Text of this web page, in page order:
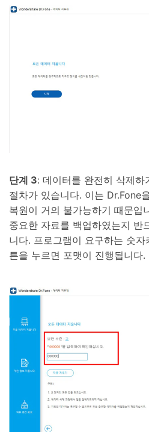
단계 3: 데이터를 완전히 삭제
절차가 있습니다. 이는 Dr.Fone
복원이 거의 불가능하기 때문입
중요한 자료를 백업하였는지 반
니다. 프로그램이 요구하는 숫자
튼을 누르면 포맷이 진행됩니다.